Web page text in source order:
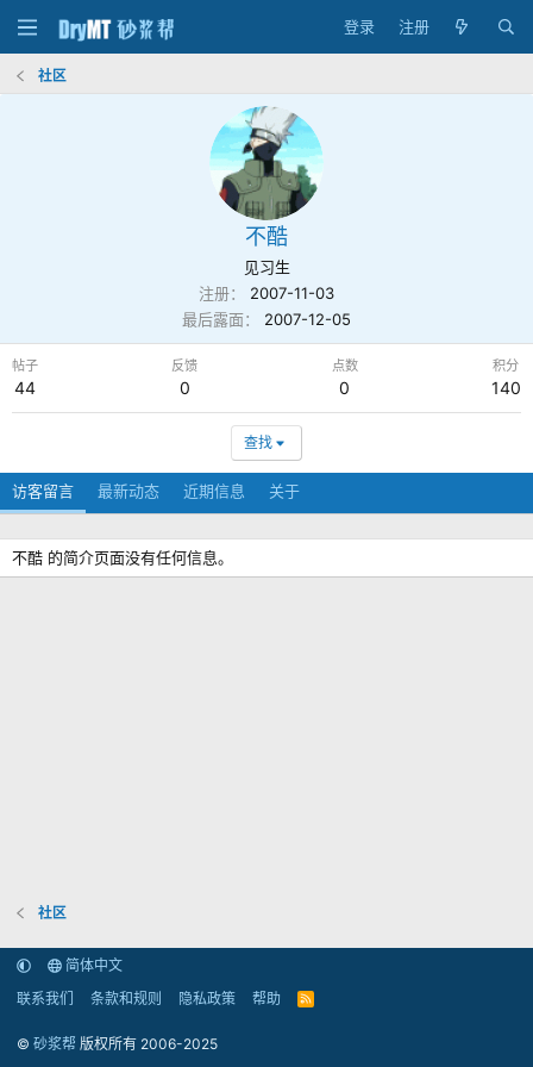
登录 注册
社区
不酷
见习生
注册
2007-11-03
最后露面
2007-12-05
帖子
44
反馈
0
点数
0
积分
140
查找
访客留言 最新动态 近期信息 关于
不酷 的简介页面没有任何信息。
社区
简体中文
联系我们
条款和规则 隐私政策 帮助
R
© 砂浆帮 版权所有 2006-2025